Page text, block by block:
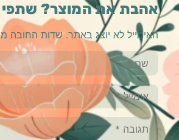
אהבת את המוצר? שתפי
האימייל לא יוצג באתר. שדות החובה